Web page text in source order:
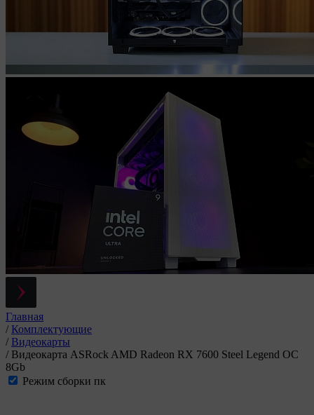
Главная
/ Комплектующие
/ Видеокарты
/ Видеокарта ASRock AMD Radeon RX 7600 Steel Legend OC
8Gb
Режим сборки пк